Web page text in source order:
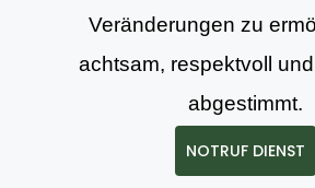
Veränderungen zu
achtsam, respektvoll und
abgestimmt.
NOTRUF DIENST